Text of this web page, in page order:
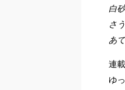
白
さ
あ
連
ゆ